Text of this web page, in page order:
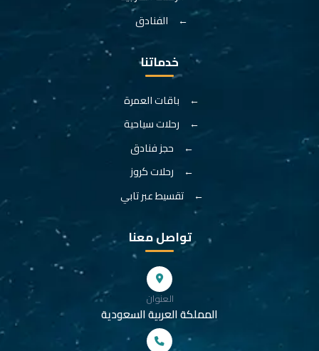
الفنادق
خدماتنا
باقات العمرة
رحلات سياحية
حجز فنادق
رحلات كروز
تقسيط عبر تابي
تواصل معنا
العنوان
المملكة العربية السعودية